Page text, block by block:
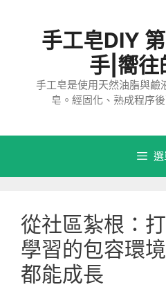
手工皂DIY
手|嚮往
手工皂是使用天然油脂與鹼
皂。經固化、熟成程序
從社區紮根：
學習的包容環
都能成長